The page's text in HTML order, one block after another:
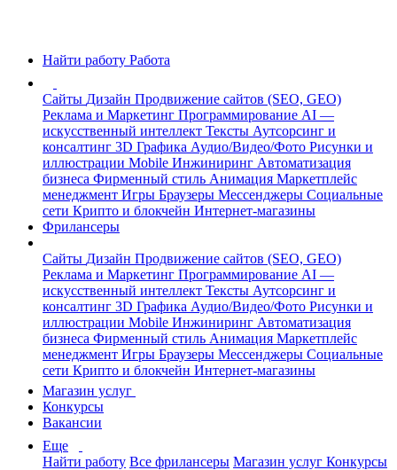
Найти работу Работа
Сайты Дизайн Продвижение сайтов (SEO, GEO)
Реклама и Маркетинг Программирование AI —
искусственный интеллект Тексты Аутсорсинг и
консалтинг 3D Графика Аудио/Видео/Фото Рисунки и
иллюстрации Mobile Инжиниринг Автоматизация
бизнеса Фирменный стиль Анимация Маркетплейс
менеджмент Игры Браузеры Мессенджеры Социальные
сети Крипто и блокчейн Интернет-магазины
Фрилансеры
Сайты Дизайн Продвижение сайтов (SEO, GEO)
Реклама и Маркетинг Программирование AI —
искусственный интеллект Тексты Аутсорсинг и
консалтинг 3D Графика Аудио/Видео/Фото Рисунки и
иллюстрации Mobile Инжиниринг Автоматизация
бизнеса Фирменный стиль Анимация Маркетплейс
менеджмент Игры Браузеры Мессенджеры Социальные
сети Крипто и блокчейн Интернет-магазины
Магазин услуг
Конкурсы
Вакансии
Еще
Найти работу Все фрилансеры Магазин услуг Конкурсы